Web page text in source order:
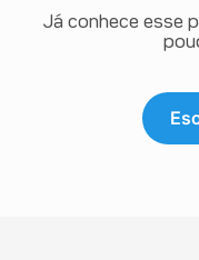
Já conhece esse